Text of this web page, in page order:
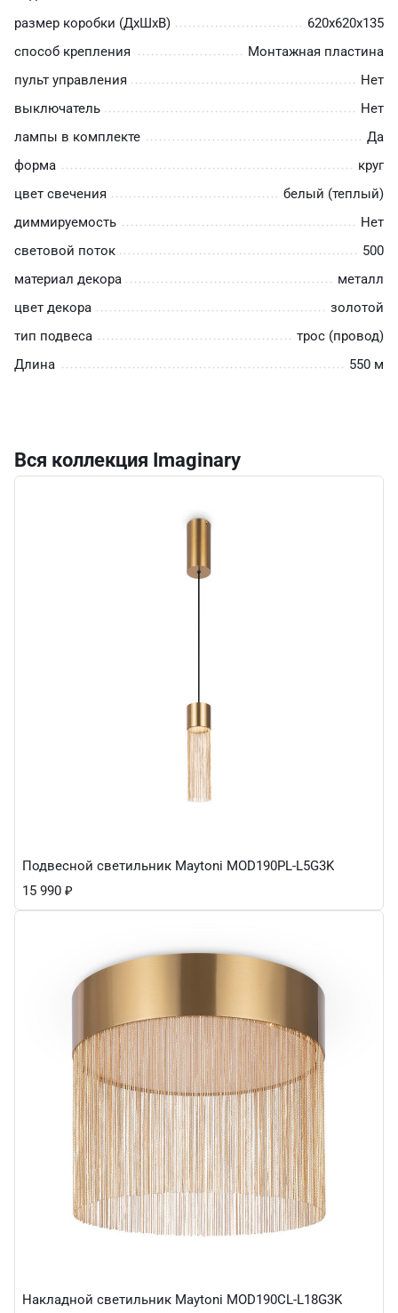
размер коробки (ДхШхВ)
620х620х135
способ крепления
Монтажная пластина
пульт управления
Нет
выключатель
Нет
лампы в комплекте
Да
форма
круг
цвет свечения
белый (теплый)
диммируемость
Нет
световой поток
500
материал декора
металл
цвет декора
золотой
тип подвеса
трос (провод)
Длина
550 м
Вся коллекция Imaginary
Подвесной светильник Maytoni MOD190PL-L5G3K
15 990 ₽
Накладной светильник Maytoni MOD190CL-L18G3K